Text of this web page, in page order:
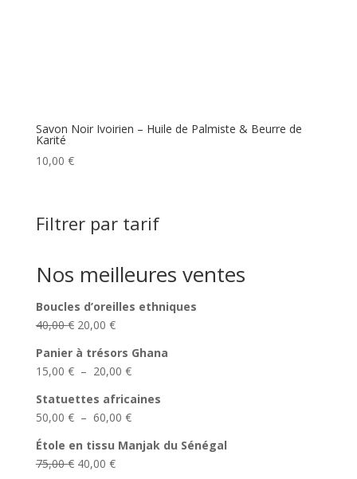
Savon Noir Ivoirien – Huile de Palmiste & Beurre de
Karité
10,00 €
Filtrer par tarif
Nos meilleures ventes
Boucles d’oreilles ethniques
40,00€ Le
initial
était :
40,00 €.
20,00 €Le
actuel
est :
20,00 €.
Panier à trésors Ghana
15,00 € – 20,00 €Plage
prix :
15,00 €
à
Statuettes africaines
50,00 € – 60,00 €Plage
prix :
Étole en tissu Manjak du Sénégal
75,00€ Le
40,00 €Le